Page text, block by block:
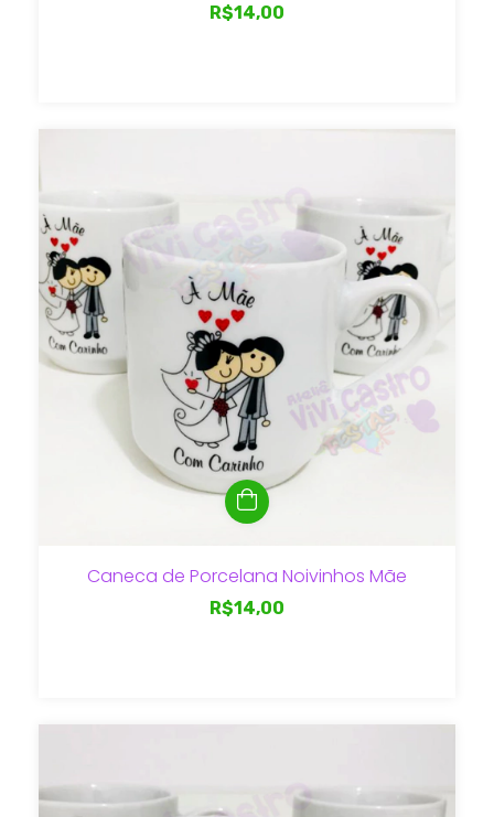
R$14,00
Caneca de Porcelana Noivinhos Mãe
R$14,00